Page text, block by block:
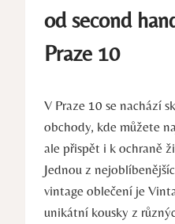
od second
Praze 10
V Praze 10 se nachází
obchody, kde můžete
ale přispět i k ochraně
Jednou z
vintage oblečení je
unikátní kousky z